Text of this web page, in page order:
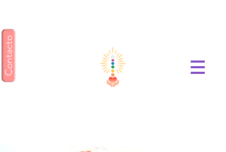
Contacto